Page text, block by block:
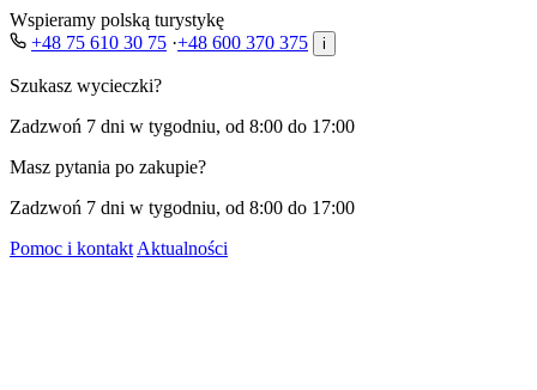
Wspieramy polską turystykę
+48 75 610 30 75 ·+48 600 370 375 i
Szukasz wycieczki?
Zadzwoń 7 dni w tygodniu, od 8:00 do 17:00
Masz pytania po zakupie?
Zadzwoń 7 dni w tygodniu, od 8:00 do 17:00
Pomoc i kontakt Aktualności